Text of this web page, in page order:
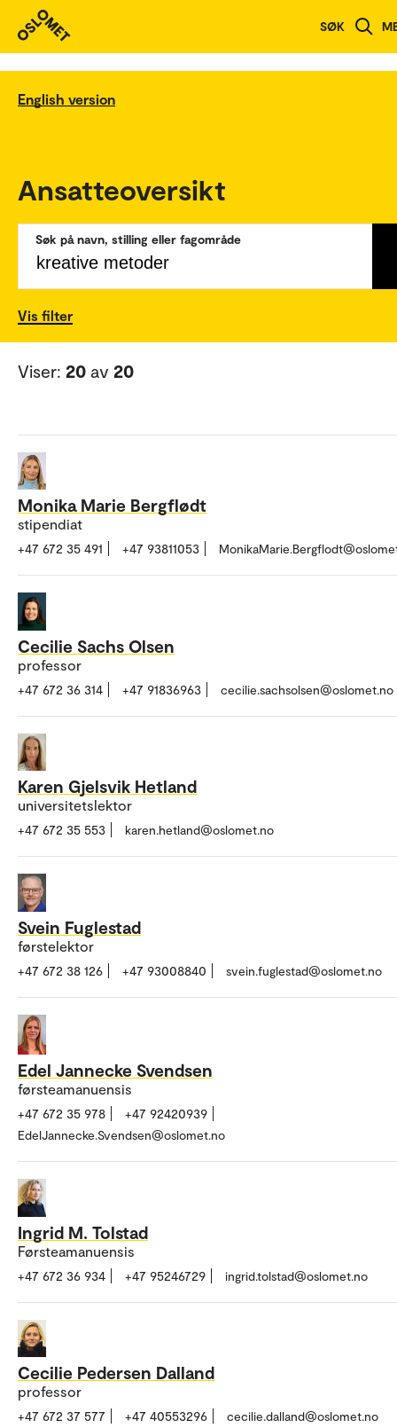
SØK
English version
Ansatteoversikt
Søk på navn, stilling eller fagområde
Vis filter
Viser: 20 av 20
Monika Marie Bergflødt
stipendiat
+47 672 35 491 +47 93811053
Cecilie Sachs Olsen
professor
+47 672 36 314 +47 91836963 cecilie.sachsolsen@oslomet.no
Karen Gjelsvik Hetland
universitetslektor
+47 672 35 553 karen.hetland@oslomet.no
Svein Fuglestad
førstelektor
+47 672 38 126 +47 93008840 svein.fuglestad@oslomet.no
Edel Jannecke Svendsen
førsteamanuensis
+47 672 35 978
+47 92420939
EdelJannecke.Svendsen@oslomet.no
Ingrid M. Tolstad
Førsteamanuensis
+47 672 36 934 +47 95246729 ingrid.tolstad@oslomet.no
Cecilie Pedersen Dalland
professor
+47 672 37 577 +47 40553296 cecilie.dalland@oslomet.no